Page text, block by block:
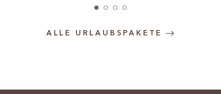
ALLE URLAUBSPAKETE